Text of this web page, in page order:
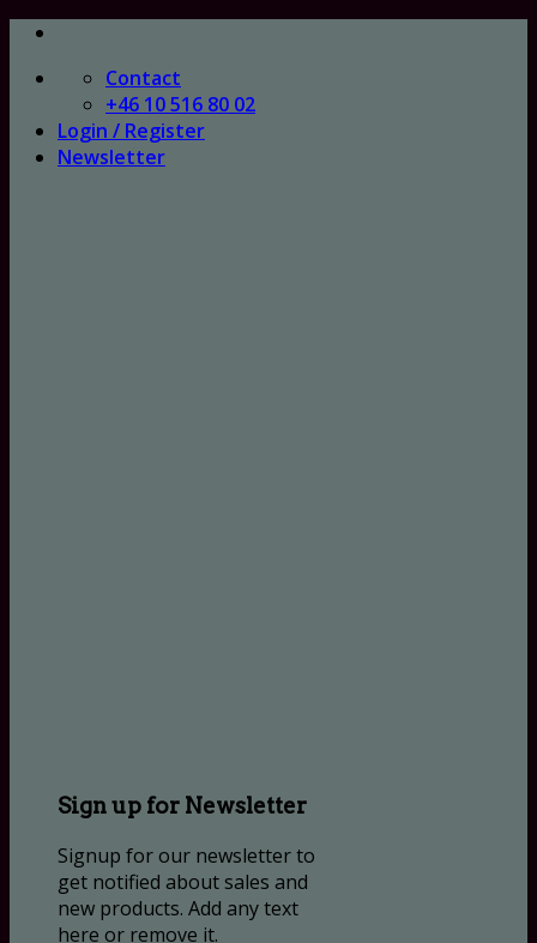
Skip
content
Contact
+46 10 516 80 02
Login / Register
Newsletter
Sign up for Newsletter
Signup for our newsletter to
get notified about sales and
new products. Add any text
here or remove it.